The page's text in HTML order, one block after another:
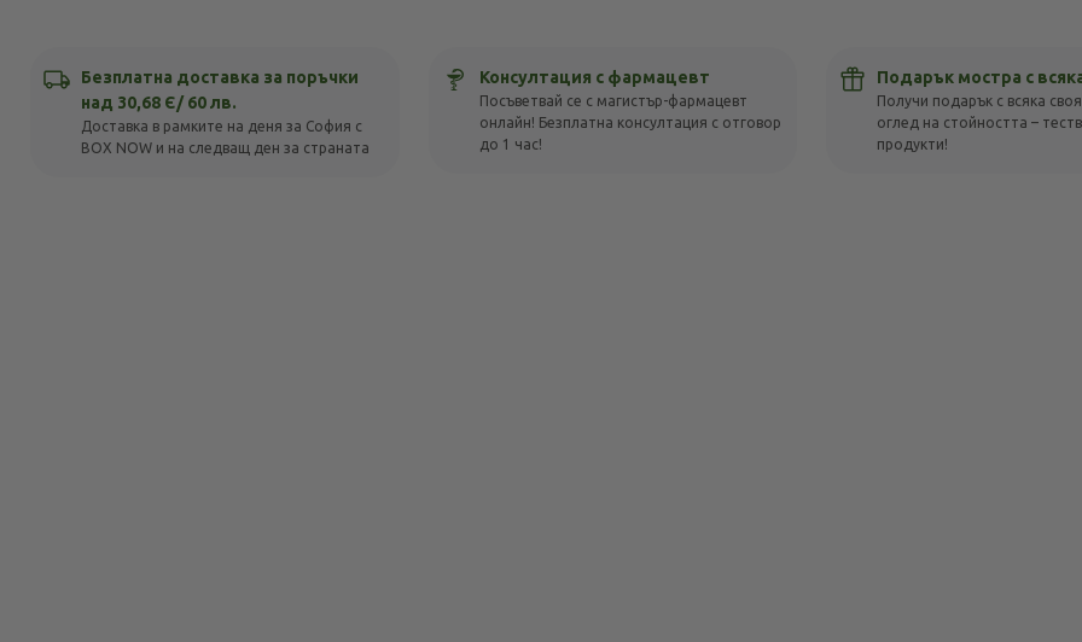
Безплатна доставка за поръчки
над 30,68 Є/ 60 лв.
Доставка в рамките на деня за София с
BOX NOW и на следващ ден за страната
Консултация с фармацевт
Посъветвай се с магистър-фармацевт
онлайн! Безплатна консултация с отговор
до 1 час!
Подарък мостра с
Получи подарък с всяка
оглед на стойността –
продукти!